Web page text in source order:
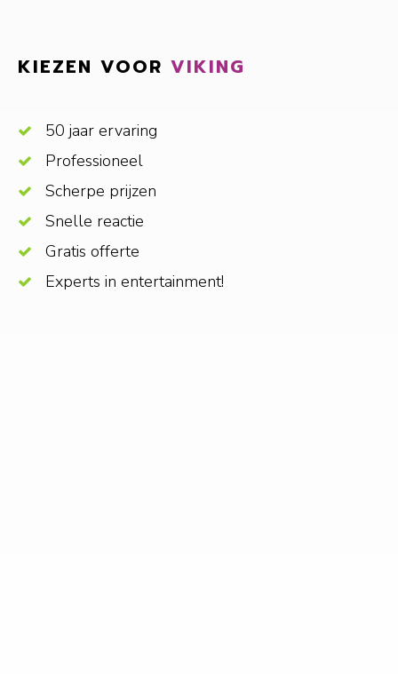
KIEZEN VOOR VIKING
50 jaar ervaring
Professioneel
Scherpe prijzen
Snelle reactie
Gratis offerte
Experts in entertainment!